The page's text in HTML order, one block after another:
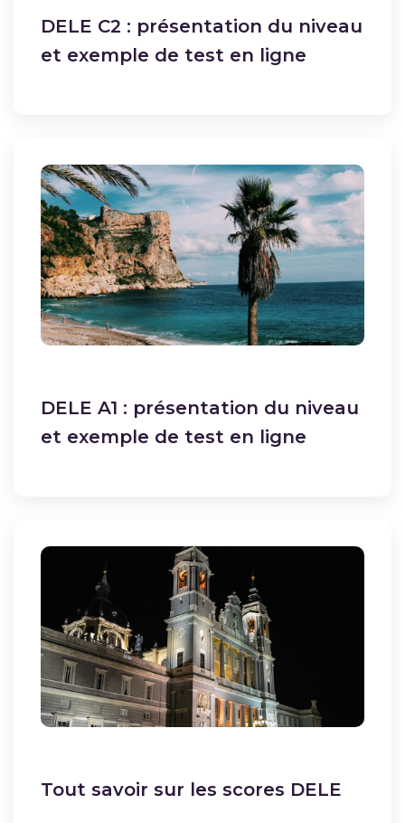
DELE C2 : présentation du niveau
et exemple de test en ligne
DELE A1 : présentation du niveau
et exemple de test en ligne
Tout savoir sur les scores DELE